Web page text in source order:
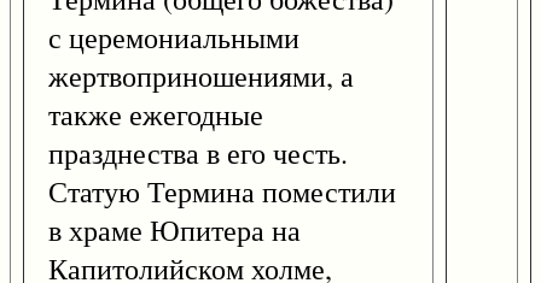
с церемониальными
жертвоприношениями, а
также ежегодные
празднества в его честь.
Статую Термина поместили
в храме Юпитера на
Капитолийском холме,